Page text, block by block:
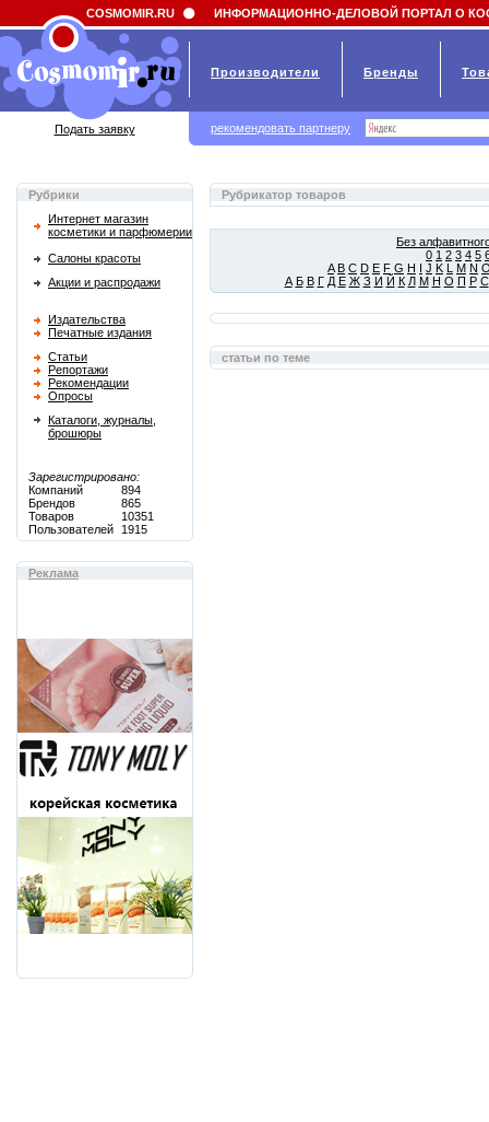
Field 'news_title' doesn't have a default value
Рубрики
Интернет магазин
косметики и парфюмерии
Салоны красоты
Акции и распродажи
Издательства
Печатные издания
Статьи
Репортажи
Рекомендации
Опросы
Каталоги, журналы,
брошюры
Зарегистрировано:
Компаний
894
Брендов
865
Товаров
10351
Пользователей
1915
Реклама
Рубрикатор товаров
Без
0 1 2 3 4 5
A B C D E F G H I J K L M N
А Б В Г Д Е Ж З И Й К Л М Н О П Р С
статьи по теме
COSMOMIR.RU ИНФОРМАЦИОННО-ДЕЛОВОЙ ПОРТАЛ О
Производители Бренды
Подать заявку рекомендовать партнеру